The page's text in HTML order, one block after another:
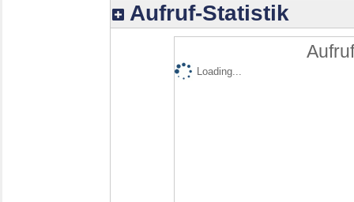
Aufruf-Statistik
Loading...